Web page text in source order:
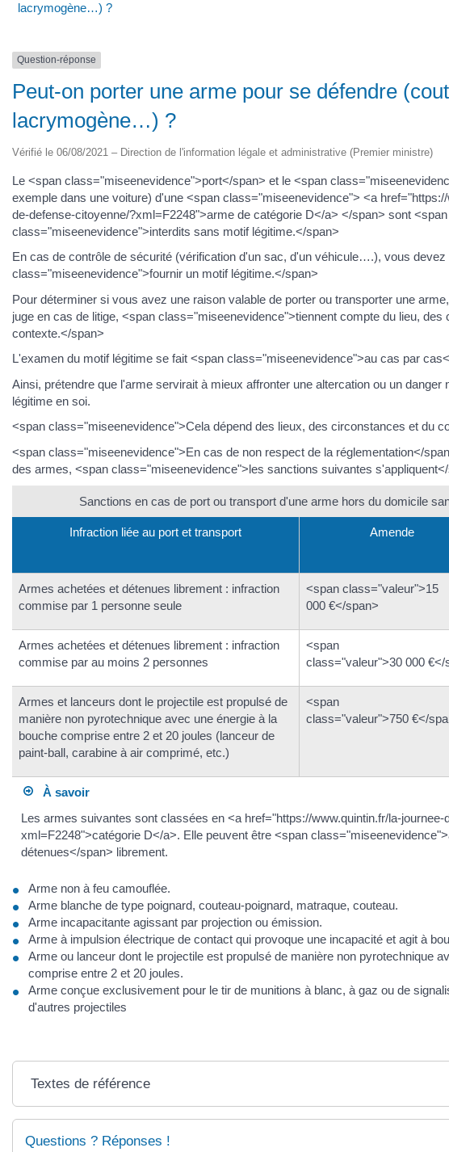
lacrymogène…) ?
Question-réponse
Peut-on porter une arme pour se défendre
lacrymogène…) ?
Vérifié le 06/08/2021 – Direction de l'information légale et administrative (Premier ministre)
Le <span class="miseenevidence">port</span> et le <span
exemple dans une voiture) d'une <span class="miseenevidence"> <a
de-defense-citoyenne/?xml=F2248">arme de catégorie D</a> </span> sont <span
class="miseenevidence">interdits sans motif légitime.</span>
En cas de contrôle de sécurité (vérification d'un sac, d'un véhicule….), vous
class="miseenevidence">fournir un motif légitime.</span>
Pour déterminer si vous avez une raison valable de porter ou transporter une
juge en cas de litige, <span class="miseenevidence">tiennent compte du lieu, des
contexte.</span>
L'examen du motif légitime se fait <span class="miseenevidence">au cas par
Ainsi, prétendre que l'arme servirait à mieux affronter une altercation ou un danger
légitime en soi.
<span class="miseenevidence">Cela dépend des lieux, des circonstances et du
<span class="miseenevidence">En cas de non respect de la réglementation</
des armes, <span class="miseenevidence">les sanctions suivantes
Sanctions en cas de port ou transport d'une arme hors du domicile
Infraction liée au port et transport Amende
Armes achetées et détenues librement : infraction
commise par 1 personne seule
<span class="valeur">15
000 €</span>
Armes achetées et détenues librement : infraction
commise par au moins 2 personnes
<span
class="valeur">30 000 €</
Armes et lanceurs dont le projectile est propulsé de
manière non pyrotechnique avec une énergie à la
bouche comprise entre 2 et 20 joules (lanceur de
paint-ball, carabine à air comprimé, etc.)
<span
class="valeur">750 €</
À savoir
Les armes suivantes sont classées en <a href="https://www.quintin.fr/la-journee-
xml=F2248">catégorie D</a>. Elle peuvent être <span
détenues</span> librement.
Arme non à feu camouflée.
Arme blanche de type poignard, couteau-poignard, matraque, couteau.
Arme incapacitante agissant par projection ou émission.
Arme à impulsion électrique de contact qui provoque une incapacité et agit à
Arme ou lanceur dont le projectile est propulsé de manière non pyrotechnique
comprise entre 2 et 20 joules.
Arme conçue exclusivement pour le tir de munitions à blanc, à gaz ou de
d'autres projectiles
Textes de référence
Questions ? Réponses !